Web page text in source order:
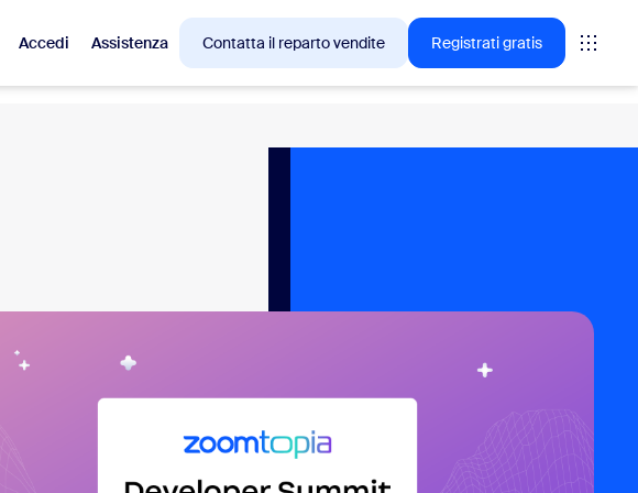
Accedi Assistenza Contatta il reparto vendite Registrati gratis
Approfondimenti CX